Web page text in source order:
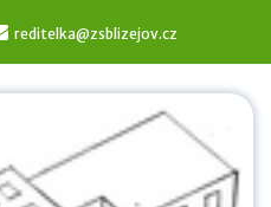
reditelka@zsblizejov.cz